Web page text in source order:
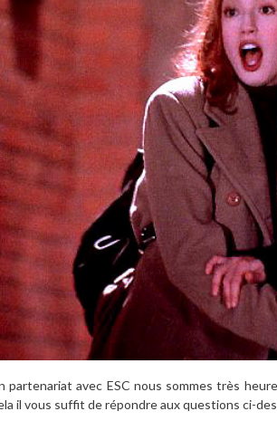
partenariat avec ESC nous sommes très
il vous suffit de répondre aux questions ci-